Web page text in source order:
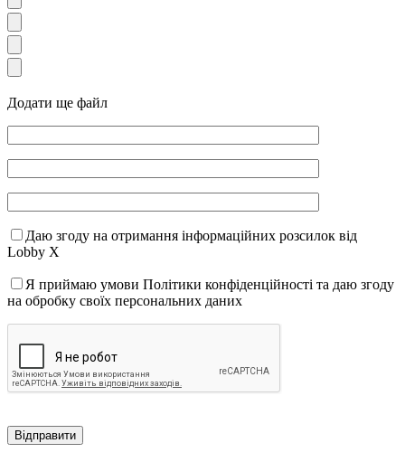
Додати ще файл
Даю згоду на отримання інформаційних розсилок від
Lobby X
Я приймаю умови Політики конфіденційності та даю згоду
на обробку своїх персональних даних